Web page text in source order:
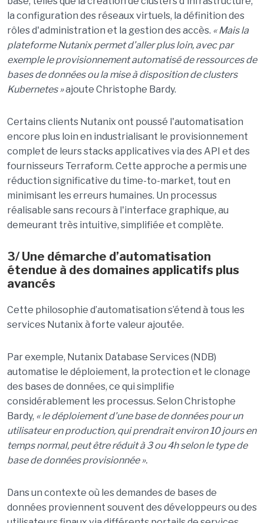
la configuration des réseaux virtuels, la définition des
rôles d'administration et la gestion des accès. « Mais la
plateforme Nutanix permet d’aller plus loin, avec par
exemple le provisionnement automatisé de ressources de
bases de données ou la mise à disposition de clusters
Kubernetes »ajoute Christophe Bardy.
Certains clients Nutanix ont poussé l'automatisation
encore plus loin en industrialisant le provisionnement
complet de leurs stacks applicatives via des API et des
fournisseurs Terraform. Cette approche a permis une
réduction significative du time-to-market, tout en
minimisant les erreurs humaines. Un processus
réalisable sans recours à l'interface graphique, au
demeurant très intuitive, simplifiée et complète.
3/ Une démarche d’automatisation
étendue à des domaines applicatifs plus
avancés
Cette philosophie d’automatisation s’étend à tous les
services Nutanix à forte valeur ajoutée.
Par exemple, Nutanix Database Services (NDB)
automatise le déploiement, la protection et le clonage
des bases de données, ce qui simplifie
considérablement les processus. Selon Christophe
Bardy, « le déploiement d'une base de données pour un
utilisateur en production, qui prendrait environ 10 jours en
temps normal, peut être réduit à 3 ou 4h selon le type de
base de données provisionnée ».
Dans un contexte où les demandes de bases de
données proviennent souvent des développeurs ou des